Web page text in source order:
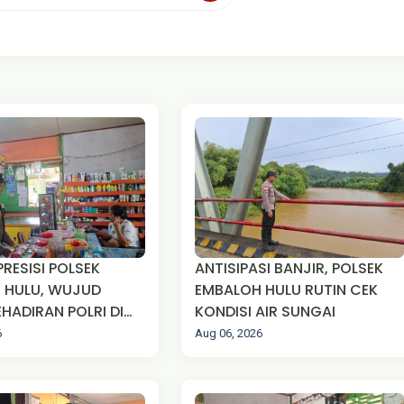
POLSEK
HULU, WUJUD
POLRI DI
ANTISIPASI BANJIR, POLSEK
EMBALOH HULU RUTIN CEK
KONDISI AIR SUNGAI
Aug 06, 2026